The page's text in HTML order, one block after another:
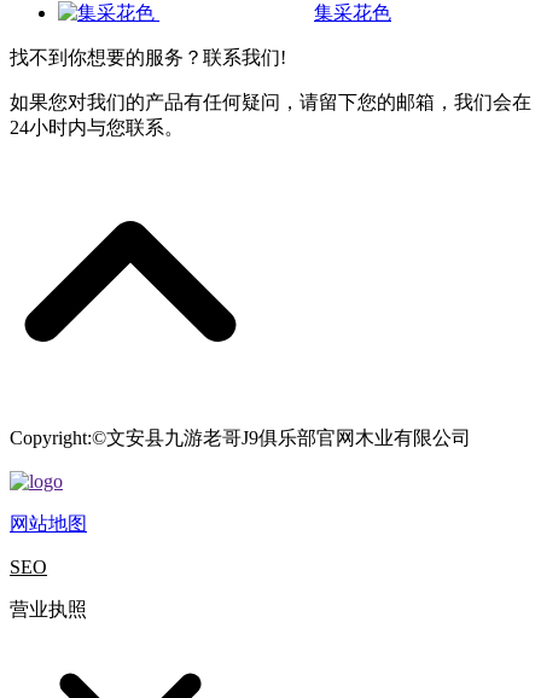
集采花色
找不到你想要的服务？联系我们!
如果您对我们的产品有任何疑问，请留下您的邮箱，我们会在
24小时内与您联系。
Copyright:©文安县九游老哥J9俱乐部官网木业有限公司
网站地图
SEO
营业执照